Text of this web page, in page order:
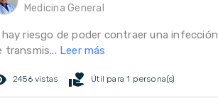
Medicina General
hay riesgo de poder contraer una infección
transmis... Leer más
2456 vistas volunteer_activism Útil para 1 persona(s)